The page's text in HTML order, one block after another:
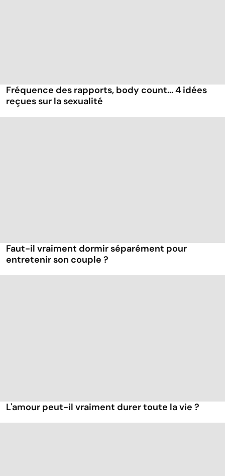
Fréquence des rapports, body count... 4 idées
reçues sur la sexualité
Faut-il vraiment dormir séparément pour
entretenir son couple ?
L'amour peut-il vraiment durer toute la vie ?